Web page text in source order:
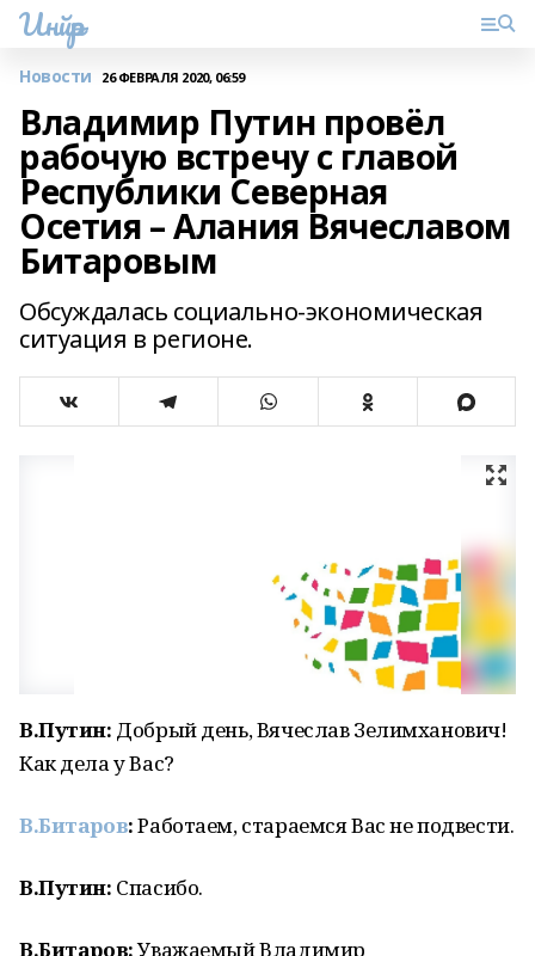
Инйәр
Новости 26 ФЕВРАЛЯ 2020, 06:59
Владимир Путин провёл
рабочую встречу с главой
Республики Северная
Осетия – Алания Вячеславом
Битаровым
Обсуждалась социально-экономическая
ситуация в регионе.
В.Путин: Добрый день, Вячеслав Зелимханович!
Как дела у Вас?
В.Битаров:Работаем, стараемся Вас не подвести.
В.Путин: Спасибо.
В.Битаров:Уважаемый Владимир